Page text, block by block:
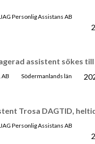
Personlig Assistans AB
assistent sökes
Södermanlands län
Trosa DAGTID,
Personlig Assistans AB